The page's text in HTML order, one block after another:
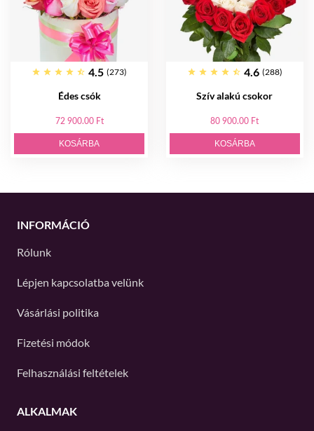
4.5 (273)
Édes csók
72 900.00 Ft
KOSÁRBA
4.6 (288)
Szív alakú csokor
80 900.00 Ft
KOSÁRBA
INFORMÁCIÓ
Rólunk
Lépjen kapcsolatba velünk
Vásárlási politika
Fizetési módok
Felhasználási feltételek
ALKALMAK